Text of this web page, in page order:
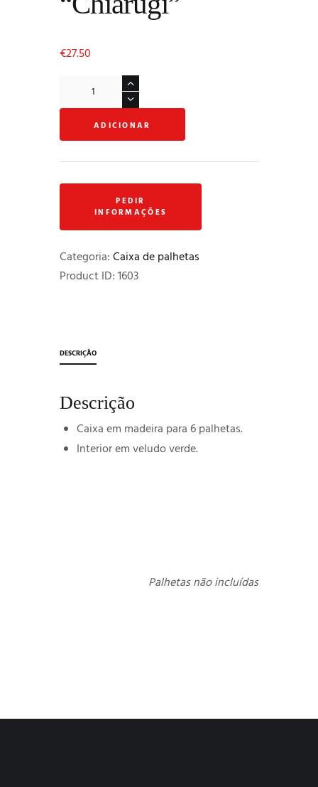
€27.50
Quantidade
em
madeira
para
palhetas
"Chiarugi"
ADICIONAR
Categoria:Caixa de palhetas
Product ID:1603
DESCRIÇÃO
Descrição
Caixa em madeira para 6 palhetas.
Interior em veludo verde.
Palhetas não incluídas